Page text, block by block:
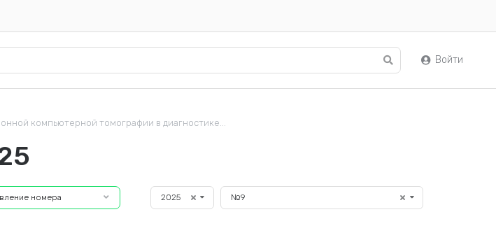
Войти
компьютерной томографии в диагностике...
2025 №9
номера